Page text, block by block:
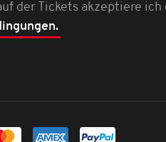
der Tickets akzeptiere ich